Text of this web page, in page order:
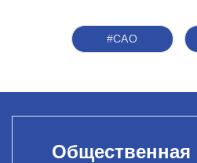
#САО
Общественная